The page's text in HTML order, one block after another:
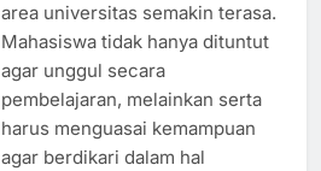
area universitas semakin terasa.
Mahasiswa tidak hanya dituntut
agar unggul secara
pembelajaran, melainkan serta
harus menguasai kemampuan
agar berdikari dalam hal